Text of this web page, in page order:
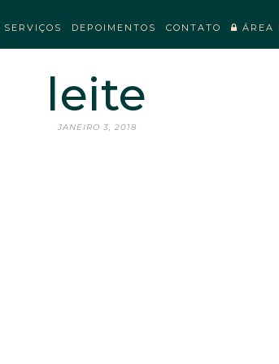
SERVIÇOS DEPOIMENTOS CONTATO ÁREA
leite
JANEIRO 3, 2018